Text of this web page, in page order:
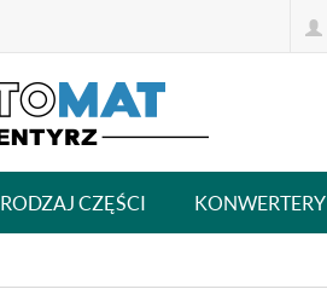
RODZAJ CZĘŚCI KONWERTERY